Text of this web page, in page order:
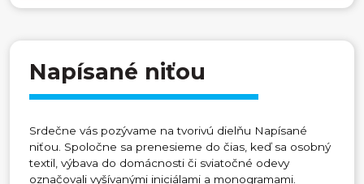
Napísané niťou
Srdečne vás pozývame na tvorivú dielňu Napísané
niťou. Spoločne sa prenesieme do čias, keď sa osobný
textil, výbava do domácnosti či sviatočné odevy
označovali vyšívanými iniciálami a monogramami.